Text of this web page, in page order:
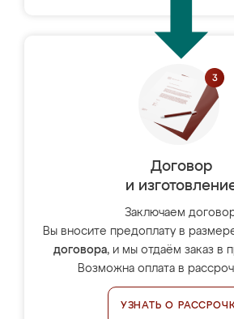
Договор
и
Заключаем
Вы вносите предоплату в
договора, и мы отдаём заказ в
Возможна оплата в
УЗНАТЬ О